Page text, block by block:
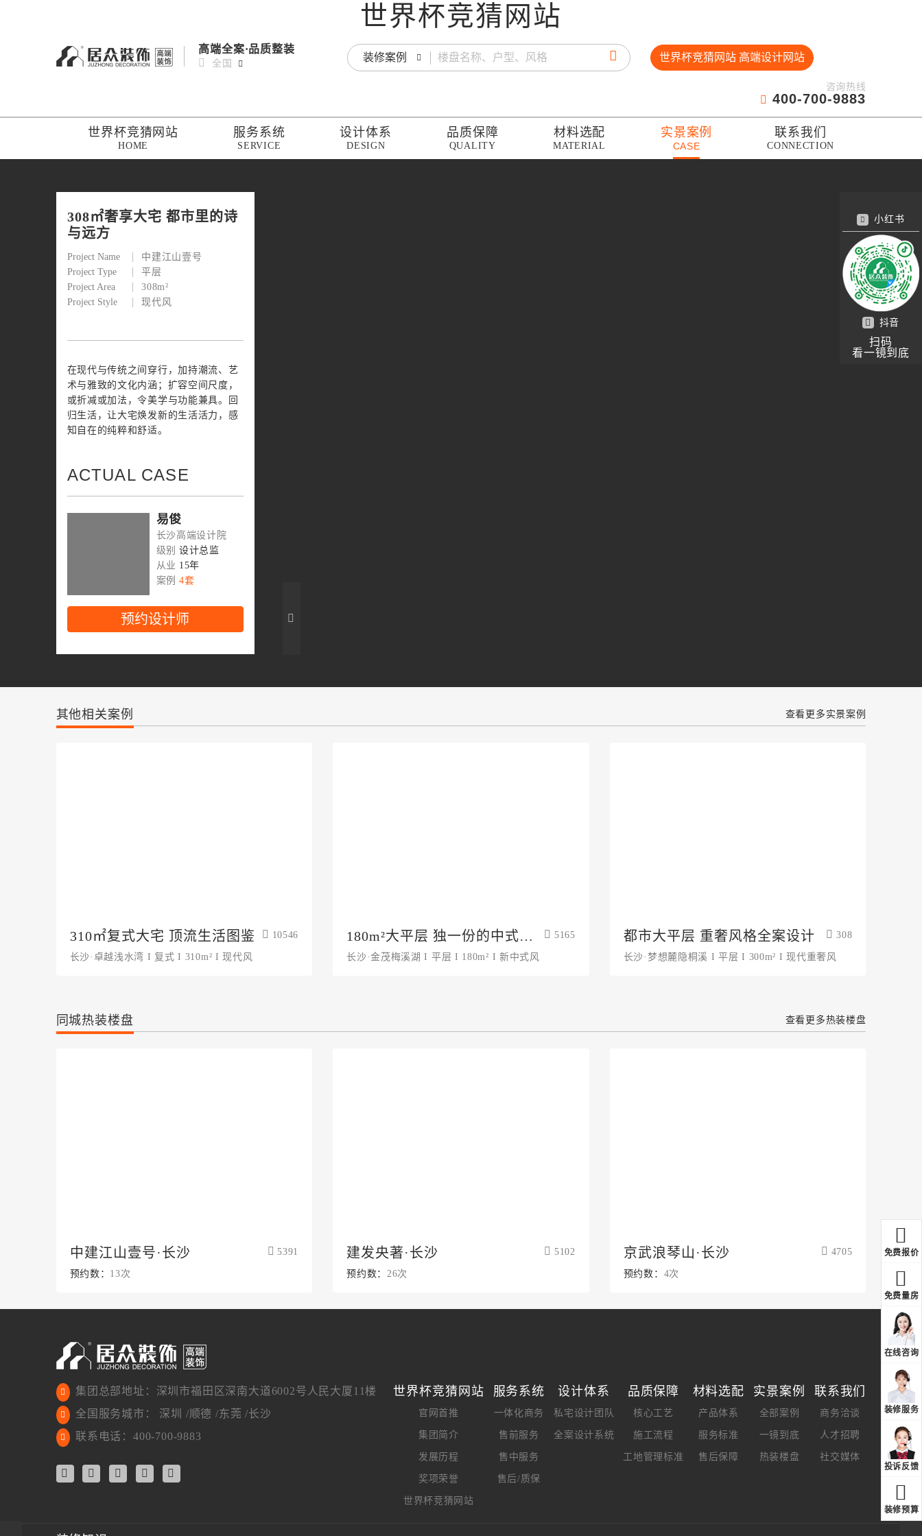
世界杯竞猜网站
高端全案·品质整装
全国
装修案例 世界杯竞猜网站 高端设计网站
咨询热线
400-700-9883
世界杯竞猜网站
HOME
服务系统
SERVICE
设计体系
DESIGN
品质保障
QUALITY
材料选配
MATERIAL
实景案例
CASE
联系我们
CONNECTION
小红书
抖音
扫码
看一镜到底
308㎡奢享大宅 都市里的诗
与远方
Project Name
中建江山壹号
Project Type
平层
Project Area
308m²
Project Style
现代风
在现代与传统之间穿行，加持潮流、艺
术与雅致的文化内涵；扩容空间尺度，
或折减或加法，令美学与功能兼具。回
归生活，让大宅焕发新的生活活力，感
知自在的纯粹和舒适。
ACTUAL CASE
易俊
长沙高端设计院
级别 设计总监
从业 15年
案例 4套
预约设计师
其他相关案例 查看更多实景案例
310㎡复式大宅 顶流生活图鉴 10546
长沙·卓越浅水湾 I 复式 I 310m² I 现代风
180m²大平层 独一份的中式风
情
5165
长沙·金茂梅溪湖 I 平层 I 180m² I 新中式风
都市大平层 重奢风格全案设计 308
长沙·梦想麓隐桐溪 I 平层 I 300m² I 现代重奢风
同城热装楼盘 查看更多热装楼盘
中建江山壹号·长沙 5391
预约数： 13次
建发央著·长沙 5102
预约数： 26次
京武浪琴山·长沙 4705
预约数： 4次
免费报价
免费量房
在线咨询
装修服务
投诉反馈
装修预算
集团总部地址：深圳市福田区深南大道6002号人民大厦11楼
全国服务城市： 深圳 /顺德 /东莞 /长沙
联系电话：400-700-9883
世界杯竞猜网站
官网首推
集团简介
发展历程
奖项荣誉
世界杯竞猜网站
服务系统
一体化商务
售前服务
售中服务
售后/质保
设计体系
私宅设计团队
全案设计系统
品质保障
核心工艺
施工流程
工地管理标准
材料选配
产品体系
服务标准
售后保障
实景案例
全部案例
一镜到底
热装楼盘
联系我们
商务洽谈
人才招聘
社交媒体